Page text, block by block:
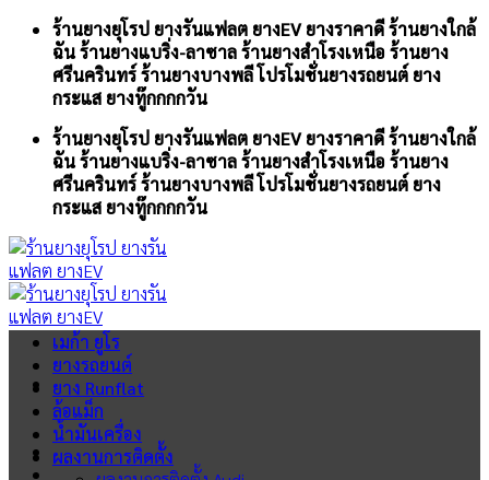
Skip
content
ร้านยางยุโรป ยางรันแฟลต ยางEV ยางราคาดี ร้านยางใกล้
ฉัน ร้านยางแบริ่ง-ลาซาล ร้านยางสำโรงเหนือ ร้านยาง
ศรีนครินทร์ ร้านยางบางพลี โปรโมชั่นยางรถยนต์ ยาง
กระแส ยางทู๊กกกกวัน
ร้านยางยุโรป ยางรันแฟลต ยางEV ยางราคาดี ร้านยางใกล้
ฉัน ร้านยางแบริ่ง-ลาซาล ร้านยางสำโรงเหนือ ร้านยาง
ศรีนครินทร์ ร้านยางบางพลี โปรโมชั่นยางรถยนต์ ยาง
กระแส ยางทู๊กกกกวัน
เมก้า ยูโร
ยางรถยนต์
ยาง Runflat
ล้อแม็ก
น้ำมันเครื่อง
ผลงานการติดตั้ง